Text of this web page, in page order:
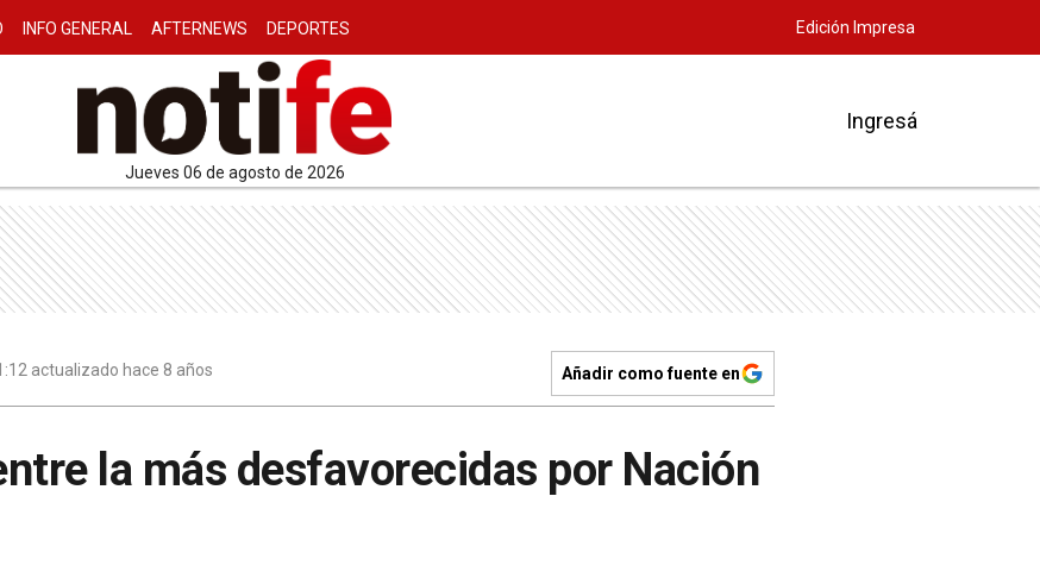
INFO GENERAL AFTERNEWS DEPORTES Edición Impresa
jueves 06 de agosto de 2026
Ingresá
actualizado hace 8 años Añadir como fuente en
la más desfavorecidas por Nación